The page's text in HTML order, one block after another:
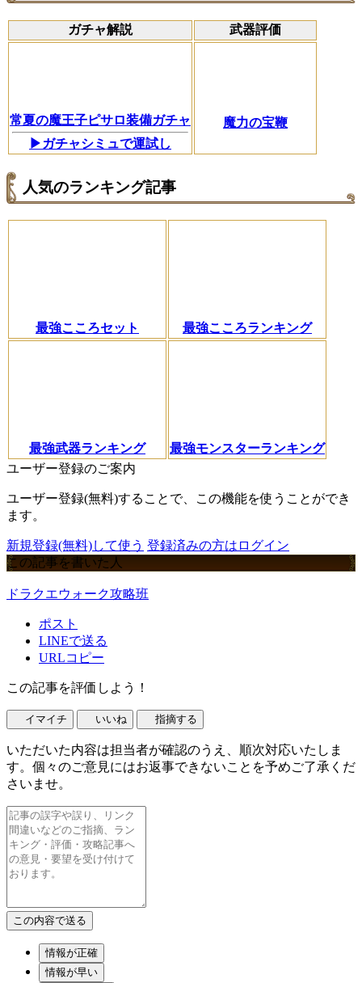
ガチャ解説 武器評価
常夏の魔王子ピサロ装備ガチャ
▶ガチャシミュで運試し
魔力の宝鞭
人気のランキング記事
最強こころセット 最強こころランキング
最強武器ランキング
最強モンスターランキング
ユーザー登録のご案内
ユーザー登録(無料)することで、この機能を使うことができ
ます。
新規登録(無料)して使う 登録済みの方はログイン
この記事を書いた人
ドラクエウォーク攻略班
ポスト
LINEで送る
URLコピー
この記事を評価しよう！
イマイチ いいね 指摘する
いただいた内容は担当者が確認のうえ、順次対応いたしま
す。個々のご意見にはお返事できないことを予めご了承くだ
さいませ。
情報が正確
情報が早い